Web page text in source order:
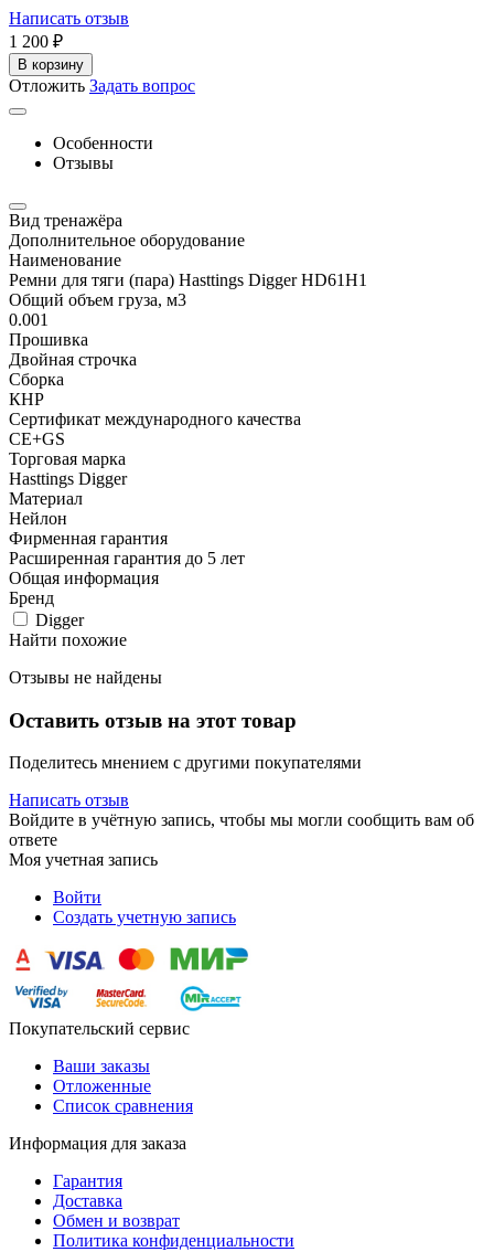
Написать отзыв
1 200 ₽
В корзину
Отложить Задать вопрос
Особенности
Отзывы
Вид тренажёра
Дополнительное оборудование
Наименование
Ремни для тяги (пара) Hasttings Digger HD61H1
Общий объем груза, м3
0.001
Прошивка
Двойная строчка
Сборка
КНР
Сертификат международного качества
CE+GS
Торговая марка
Hasttings Digger
Материал
Нейлон
Фирменная гарантия
Расширенная гарантия до 5 лет
Общая информация
Бренд
Digger
Найти похожие
Отзывы не найдены
Оставить отзыв на этот товар
Поделитесь мнением с другими покупателями
Написать отзыв
Войдите в учётную запись, чтобы мы могли сообщить вам об
ответе
Моя учетная запись
Войти
Создать учетную запись
Покупательский сервис
Ваши заказы
Отложенные
Список сравнения
Информация для заказа
Гарантия
Доставка
Обмен и возврат
Политика конфиденциальности